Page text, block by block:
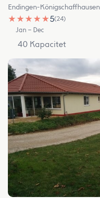
Endingen-
★ ★ ★ ★ ★5(24)
Jan – Dec
40 Kapacitet